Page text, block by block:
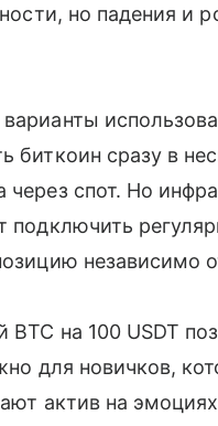
но падения и
биткоин сразу в
спот. Но
подключить
независимо
на 100 USDT
для новичков,
актив на